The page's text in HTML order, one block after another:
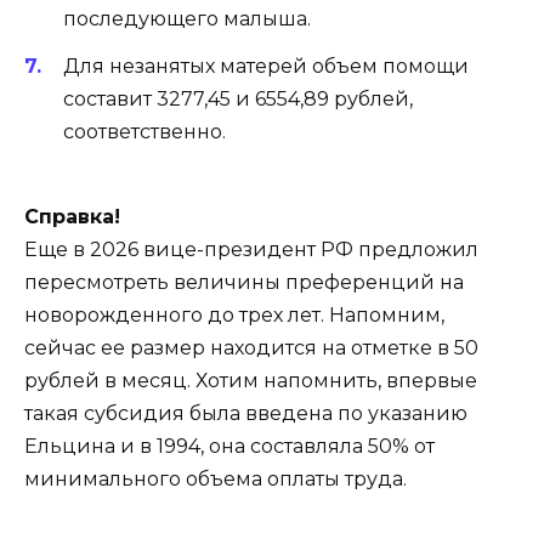
последующего малыша.
Для незанятых матерей объем помощи
составит 3277,45 и 6554,89 рублей,
соответственно.
Справка!
Еще в 2026 вице-президент РФ предложил
пересмотреть величины преференций на
новорожденного до трех лет. Напомним,
сейчас ее размер находится на отметке в 50
рублей в месяц. Хотим напомнить, впервые
такая субсидия была введена по указанию
Ельцина и в 1994, она составляла 50% от
минимального объема оплаты труда.